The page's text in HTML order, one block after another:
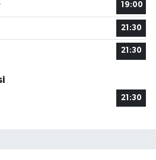
19:00
21:30
21:30
21:30